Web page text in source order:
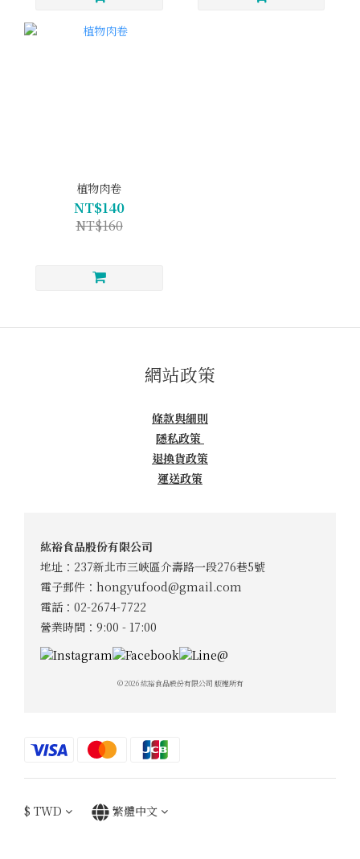
植物肉卷
NT$140
NT$160
網站政策
條款與細則
隱私政策
退換貨政策
運送政策
紘裕食品股份有限公司
地址：237新北市三峽區介壽路一段276巷5號
電子郵件： hongyufood@gmail.com
電話：02-2674-7722
營業時間：9:00 - 17:00
© 2026 紘裕食品股份有限公司 版權所有
$ TWD 繁體中文